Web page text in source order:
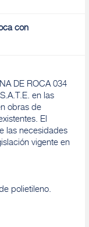
con
DE ROCA 034
en las
obras de
El
las necesidades
vigente en
polietileno.